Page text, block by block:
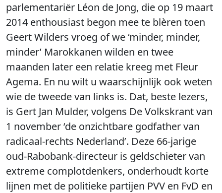
parlementariër Léon de Jong, die op 19 maart
2014 enthousiast begon mee te blèren toen
Geert Wilders vroeg of we ‘minder, minder,
minder’ Marokkanen wilden en twee
maanden later een relatie kreeg met Fleur
Agema. En nu wilt u waarschijnlijk ook weten
wie de tweede van links is. Dat, beste lezers,
is Gert Jan Mulder, volgens De Volkskrant van
1 november ‘de onzichtbare godfather van
radicaal-rechts Nederland’. Deze 66-jarige
oud-Rabobank-directeur is geldschieter van
extreme complotdenkers, onderhoudt korte
lijnen met de politieke partijen PVV en FvD en